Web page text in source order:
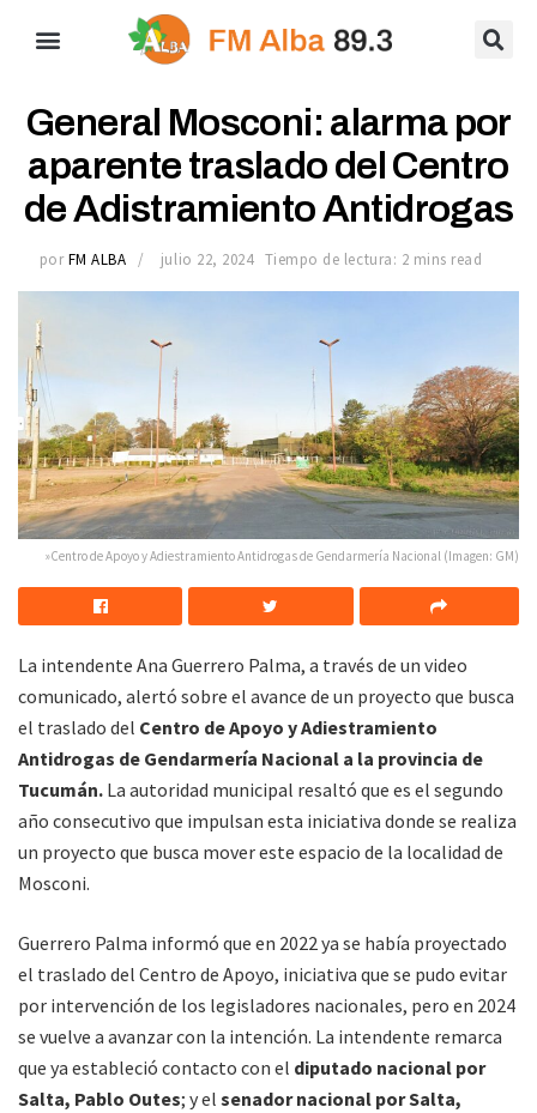
General Mosconi: alarma por
aparente traslado del Centro
de Adistramiento Antidrogas
por FM ALBA julio 22, 2024 Tiempo de lectura: 2 mins read
»Centro de Apoyo y Adiestramiento Antidrogas de Gendarmería Nacional (Imagen: GM)
La intendente Ana Guerrero Palma, a través de un video
comunicado, alertó sobre el avance de un proyecto que busca
el traslado del Centro de Apoyo y Adiestramiento
Antidrogas de Gendarmería Nacional a la provincia de
Tucumán. La autoridad municipal resaltó que es el segundo
año consecutivo que impulsan esta iniciativa donde se realiza
un proyecto que busca mover este espacio de la localidad de
Mosconi.
Guerrero Palma informó que en 2022 ya se había proyectado
el traslado del Centro de Apoyo, iniciativa que se pudo evitar
por intervención de los legisladores nacionales, pero en 2024
se vuelve a avanzar con la intención. La intendente remarca
que ya estableció contacto con el diputado nacional por
Salta, Pablo Outes; y el senador nacional por Salta,